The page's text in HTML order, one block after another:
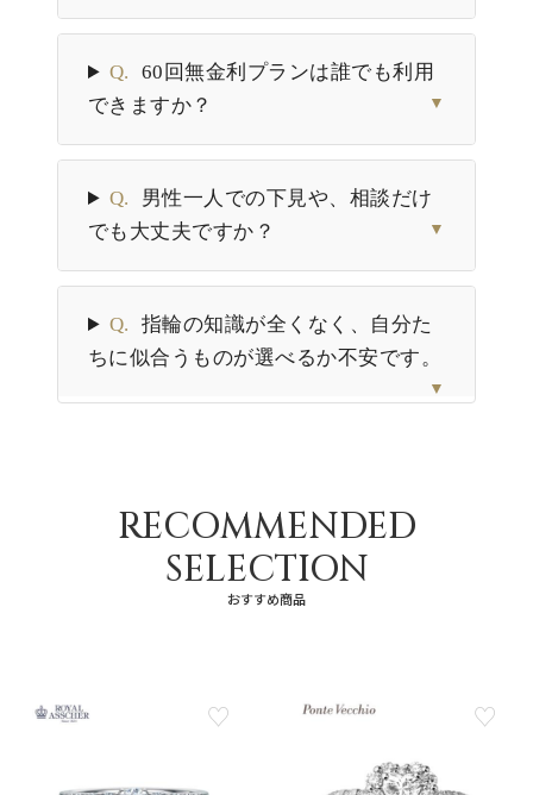
Q.
60回無金利プランは誰でも利用
できますか？
▼
Q.
男性一人での下見や、相談だけ
でも大丈夫ですか？
▼
Q.
指輪の知識が全くなく、自分た
ちに似合うものが選べるか不安です。
▼
RECOMMENDED
SELECTION
おすすめ商品